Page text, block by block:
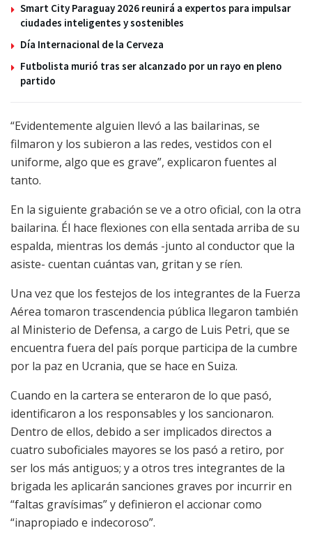
Smart City Paraguay 2026 reunirá a expertos para impulsar
ciudades inteligentes y sostenibles
Día Internacional de la Cerveza
Futbolista murió tras ser alcanzado por un rayo en pleno
partido
“Evidentemente alguien llevó a las bailarinas, se
filmaron y los subieron a las redes, vestidos con el
uniforme, algo que es grave”, explicaron fuentes al
tanto.
En la siguiente grabación se ve a otro oficial, con la otra
bailarina. Él hace flexiones con ella sentada arriba de su
espalda, mientras los demás -junto al conductor que la
asiste- cuentan cuántas van, gritan y se ríen.
Una vez que los festejos de los integrantes de la Fuerza
Aérea tomaron trascendencia pública llegaron también
al Ministerio de Defensa, a cargo de Luis Petri, que se
encuentra fuera del país porque participa de la cumbre
por la paz en Ucrania, que se hace en Suiza.
Cuando en la cartera se enteraron de lo que pasó,
identificaron a los responsables y los sancionaron.
Dentro de ellos, debido a ser implicados directos a
cuatro suboficiales mayores se los pasó a retiro, por
ser los más antiguos; y a otros tres integrantes de la
brigada les aplicarán sanciones graves por incurrir en
“faltas gravísimas” y definieron el accionar como
“inapropiado e indecoroso”.